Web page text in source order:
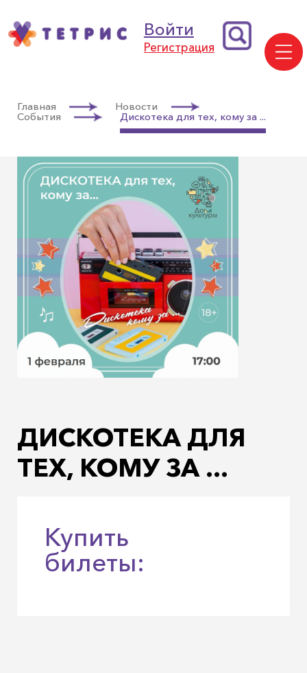
Войти
Регистрация
Главная
Новости
События
Дискотека для тех, кому за ...
ДИСКОТЕКА ДЛЯ
ТЕХ, КОМУ ЗА ...
Купить
билеты: